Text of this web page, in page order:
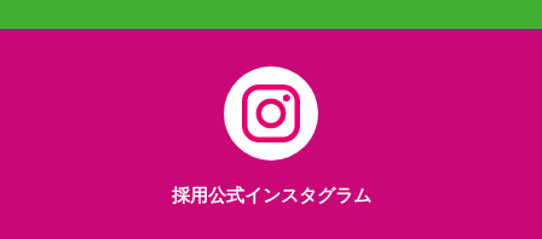
採用公式インスタグラム